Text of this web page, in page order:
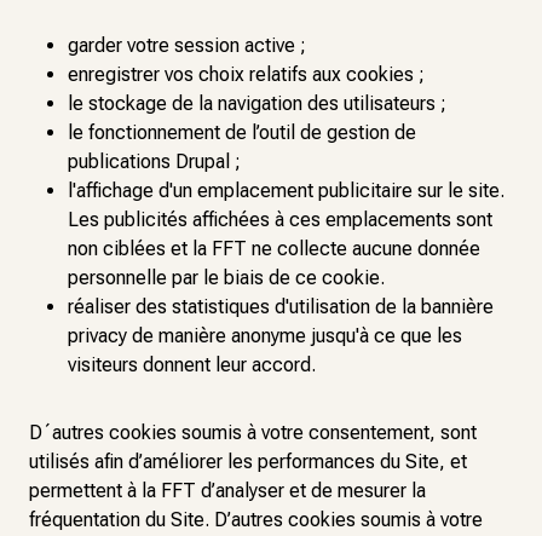
garder votre session active ;
enregistrer vos choix relatifs aux cookies ;
le stockage de la navigation des utilisateurs ;
le fonctionnement de l’outil de gestion de
publications Drupal ;
l'affichage d'un emplacement publicitaire sur le site.
Les publicités affichées à ces emplacements sont
non ciblées et la FFT ne collecte aucune donnée
personnelle par le biais de ce cookie.
réaliser des statistiques d'utilisation de la bannière
privacy de manière anonyme jusqu'à ce que les
visiteurs donnent leur accord.
D´autres cookies soumis à votre consentement, sont
utilisés afin d’améliorer les performances du Site, et
permettent à la FFT d’analyser et de mesurer la
fréquentation du Site. D’autres cookies soumis à votre